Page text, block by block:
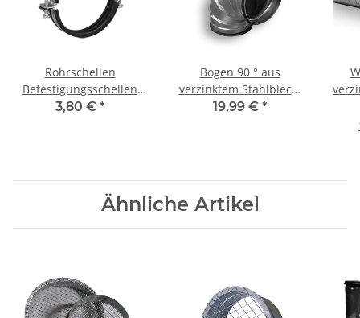
Rohrschellen
Befestigungsschellen
mit Gummieinlage DN
3,80 € *
Bogen 90 ° aus
verzinktem Stahlblech,
mit Dichtung, Ø 250 mm
19,99 € *
Ähnliche Artikel